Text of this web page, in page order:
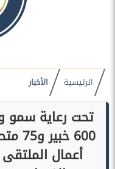
الرئيسية الأخبار
تحت رعاية سمو
600
أعمال